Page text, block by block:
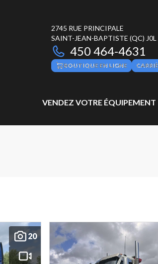
2745 RUE PRINCIPALE
SAINT-JEAN-BAPTISTE (QC)
450 464-4631
BOUTIQUE EN LIGNE
VENDEZ VOTRE ÉQUIPEMENT
20